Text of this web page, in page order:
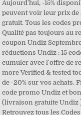
Aujourd'hui, -15%
peuvent voir leur prix de
gratuit. Tous les codes
Qualité pas toujours au
coupon Undiz
réductions Undiz : 15
cumuler avec l'offre de
more Verified & tested
de -20% sur vos achats.
code promo Undiz et
(livraison gratuite Undiz
Retrouvez tous les